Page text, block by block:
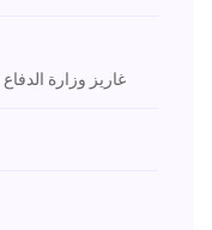
غاريز وزارة